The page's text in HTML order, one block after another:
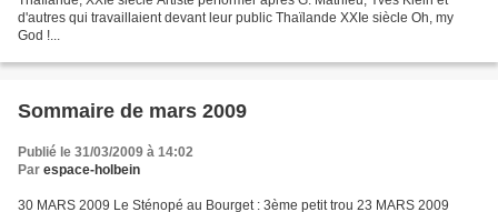
d'autres qui travaillaient devant leur public Thaïlande XXIe siècle Oh, my
God !...
Sommaire de mars 2009
Publié le 31/03/2009 à 14:02
Par espace-holbein
30 MARS 2009 Le Sténopé au Bourget : 3ème petit trou 23 MARS 2009